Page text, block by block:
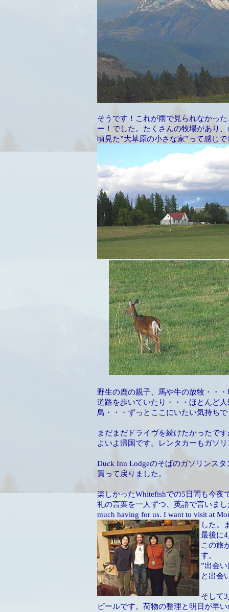
そうです！これが雨で見られなかっ
ー！でした。たくさんの牧場があり
頃見た”大草原の小さな家”って感じで
野生の鹿の親子、馬や牛の放牧・・
道路を歩いていたり・・・ほとんど
鳥・・・ずっとここにいたい気持ち
まだまだドライヴを続けたかったで
よいよ帰国です。レンタカーもガソ
Duck Inn Lodgeのそばのガソリンス
買って戻りました。
楽しかったWhitefishでの5日間も今夜
礼の言葉を一人ずつ、英語で言いま
much having for us. I want to visit at
した。
最後に
この旅
す。
”出会
と出会
そして
ビールです。荷物の整理と明日が早